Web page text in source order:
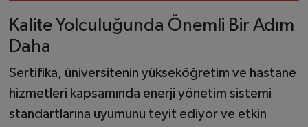
Kalite Yolculuğunda Önemli Bir Adım
Daha
Sertifika, üniversitenin yükseköğretim ve hastane
hizmetleri kapsamında enerji yönetim sistemi
standartlarına uyumunu teyit ediyor ve etkin